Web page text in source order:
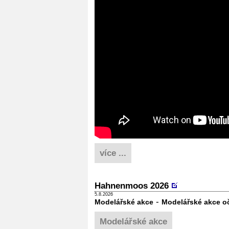
více ...
Hahnenmoos 2026
5.8.2026
Modelářské akce - Modelářské akce
Modelářské akce